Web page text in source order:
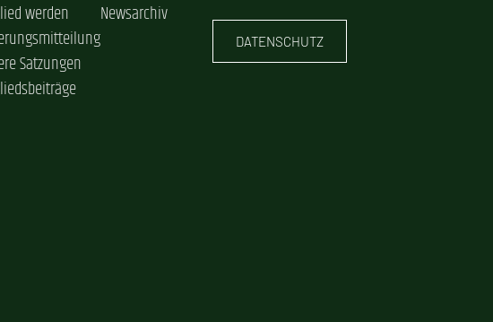
werden
Satzungen
Newsarchiv
DATENSCHUTZ